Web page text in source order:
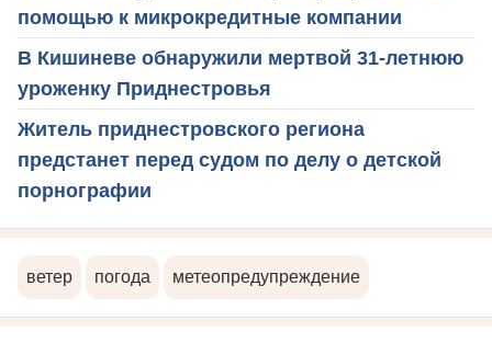
помощью к микрокредитные компании
В Кишиневе обнаружили мертвой 31-летнюю
уроженку Приднестровья
Житель приднестровского региона
предстанет перед судом по делу о детской
порнографии
ветер погода метеопредупреждение